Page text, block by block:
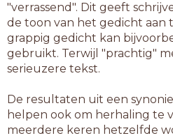
"verrassend". Dit geeft
de toon van het gedicht aan
grappig gedicht kan
gebruikt. Terwijl "prachtig"
serieuzere tekst.
De resultaten uit een
helpen ook om herhaling te
meerdere keren hetzelfde